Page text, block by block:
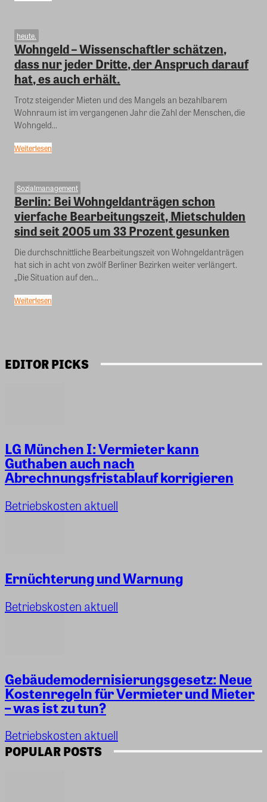
heute.
Wohngeld – Wissenschaftler schätzen,
dass nur jeder Dritte, der Anspruch darauf
hat, es auch erhält.
Trotz steigender Mieten und des Mangels an bezahlbarem
Wohnraum ist im vergangenen Jahr die Zahl der Menschen, die
Wohngeld...
Weiterlesen
Sozialmanagement
Berlin: Bei Wohngeldanträgen schon
vierfache Bearbeitungszeit, Mietschulden
sind seit 2005 um 33 Prozent gesunken
Die durchschnittliche Bearbeitungszeit von Wohngeldanträgen
hat sich in acht von zwölf Berliner Bezirken weiter verlängert.
„Die Situation auf den...
Weiterlesen
EDITOR PICKS
LG München I: Vermieter kann
Guthaben auch nach
Abrechnungsfristablauf korrigieren
Betriebskosten aktuell
Ernüchterung und Warnung
Betriebskosten aktuell
Gebäudemodernisierungsgesetz: Neue
Kostenregeln für Vermieter und Mieter
– was ist zu tun?
Betriebskosten aktuell
POPULAR POSTS